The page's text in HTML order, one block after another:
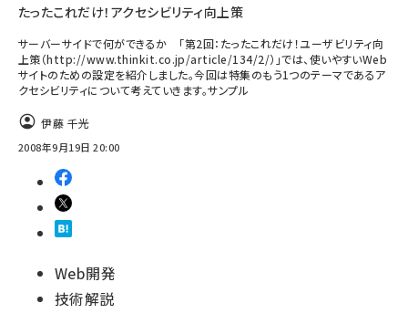
たったこれだけ！アクセシビリティ向上策
サーバーサイドで何ができるか 「第2回：たったこれだけ！ユーザビリティ向
上策（http://www.thinkit.co.jp/article/134/2/）」では、使いやすいWeb
サイトのための設定を紹介しました。今回は特集のもう1つのテーマであるア
クセシビリティについて考えていきます。サンプル
伊藤 千光
2008年9月19日 20:00
Web開発
技術解説